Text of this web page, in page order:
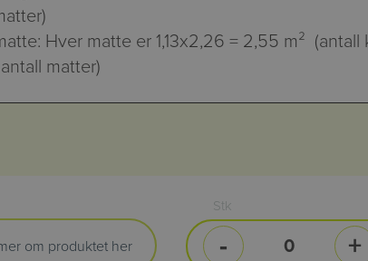
Hver matte er 1,13x2,26 = 2,55 m²
matter)
mer om produktet her
Stk
- +